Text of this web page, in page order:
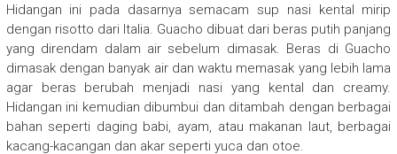
Hidangan ini pada dasarnya semacam sup nasi kental mirip
dengan risotto dari Italia. Guacho dibuat dari beras putih panjang
yang direndam dalam air sebelum dimasak. Beras di Guacho
dimasak dengan banyak air dan waktu memasak yang lebih lama
agar beras berubah menjadi nasi yang kental dan creamy.
Hidangan ini kemudian dibumbui dan ditambah dengan berbagai
bahan seperti daging babi, ayam, atau makanan laut, berbagai
kacang-kacangan dan akar seperti yuca dan otoe.